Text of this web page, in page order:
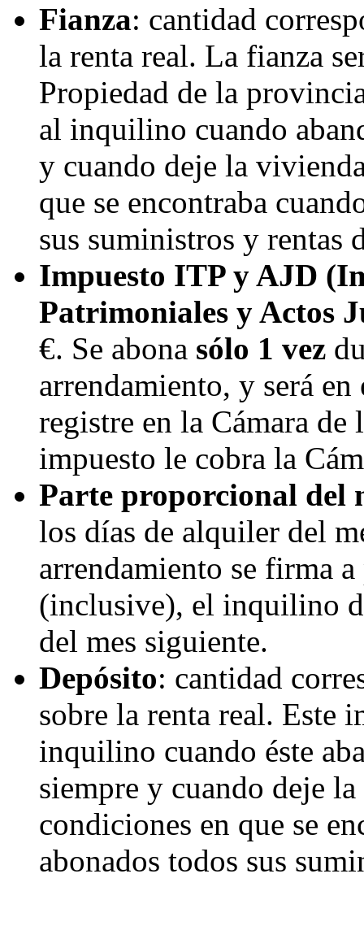
Fianza: cantidad
la renta real. La fianza
Propiedad de la
al inquilino cuando
y cuando deje la
que se encontraba
sus suministros y rentas
Impuesto ITP y AJD
Patrimoniales y Actos
€. Se abona sólo 1 vez
arrendamiento, y será
registre en la Cámara de
impuesto le cobra la
Parte proporcional del
los días de alquiler del
arrendamiento se firma
(inclusive), el inquilino
del mes siguiente.
Depósito: cantidad
sobre la renta real. Este
inquilino cuando éste
siempre y cuando deje
condiciones en que se
abonados todos sus